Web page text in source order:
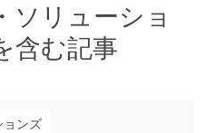
ソリューショ
含む記事
ョンズ